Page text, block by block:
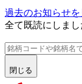
過去のお知らせを
全て既読にしまし
閉じる